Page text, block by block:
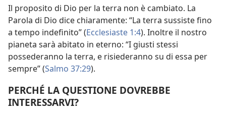
Il proposito di Dio per la terra non è cambiato. La
Parola di Dio dice chiaramente: “La terra sussiste fino
a tempo indefinito” (Ecclesiaste 1:4). Inoltre il nostro
pianeta sarà abitato in eterno: “I giusti stessi
possederanno la terra, e risiederanno su di essa per
sempre” (Salmo 37:29).
PERCHÉ LA QUESTIONE DOVREBBE
INTERESSARVI?